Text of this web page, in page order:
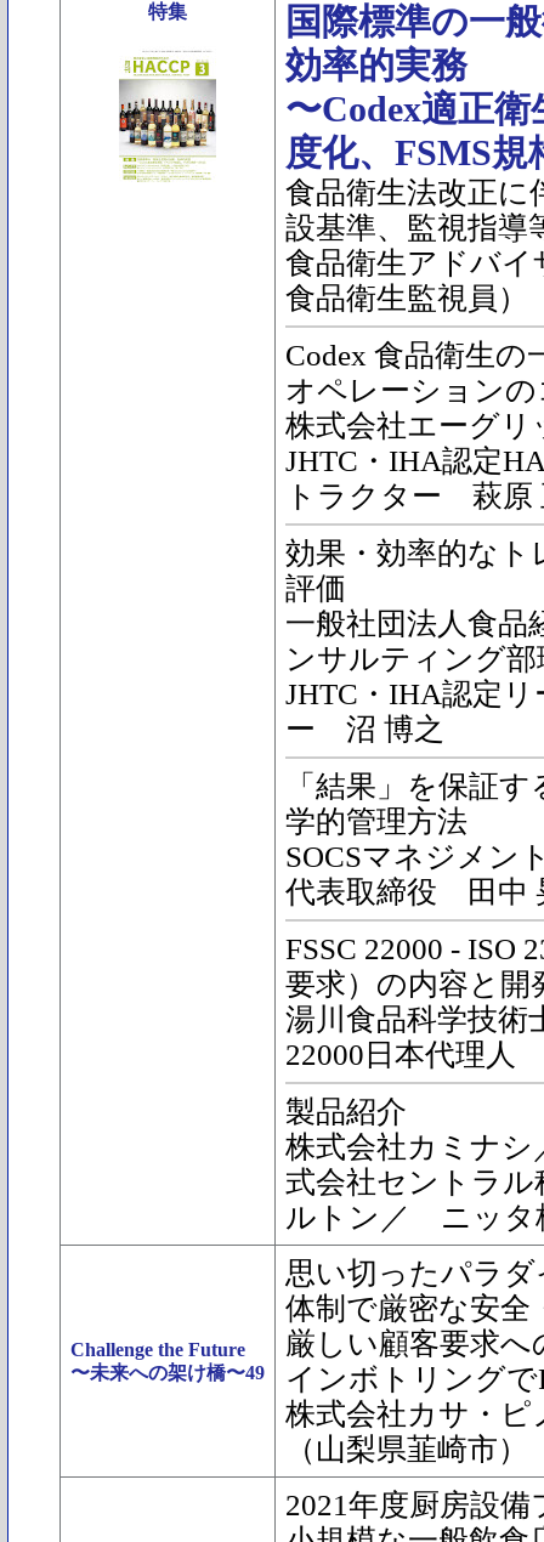
特集
国際標準の一
効率的実務
〜Codex適正
度化、FSMS規
食品衛生法改正に
設基準、監視指導
食品衛生アドバイ
食品衛生監視員
Codex 食品衛生の
オペレーション
株式会社エーグリ
JHTC・IHA認定
トラクター 萩原
効果・効率的な
評価
一般社団法人食品
ンサルティング部
JHTC・IHA認定
ー 沼 博之
「結果」を保証
学的管理方法
SOCSマネジメン
代表取締役 田中
FSSC 22000 - ISO
要求）の内容と開
湯川食品科学技
22000日本代理人
製品紹介
株式会社カミナシ
式会社セントラル
ルトン／ ニッタ
Challenge the Future
〜未来への架け橋〜49
思い切ったパラ
体制で厳密な安全
厳しい顧客要求
インボトリングで
株式会社カサ・
（山梨県韮崎市）
2021年度厨房設